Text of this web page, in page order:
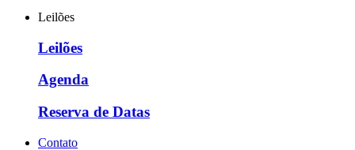
Leilões
Leilões
Agenda
Reserva de Datas
Contato